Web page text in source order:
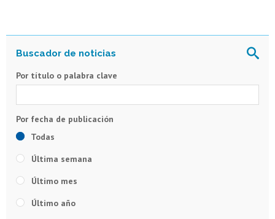
Por título o palabra clave
Todas
Última semana
Último mes
Último año